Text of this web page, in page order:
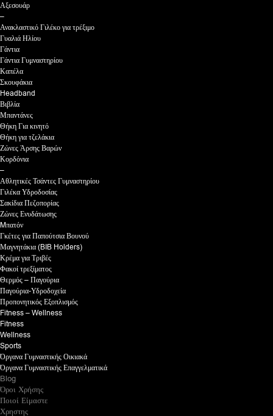
Αξεσουάρ
–
Ανακλαστικό Γιλέκο για τρέξιμο
Γυαλιά Ηλίου
Γάντια
Γάντια Γυμναστηρίου
Καπέλα
Σκουφάκια
Headband
Βιβλία
Μπαντάνες
Θήκη Για κινητό
Θήκη για τζελάκια
Ζώνες Άρσης Βαρών
Κορδόνια
–
Αθλητικές Τσάντες Γυμναστηρίου
Γιλέκα Υδροδοσίας
Σακίδια Πεζοπορίας
Ζώνες Ενυδάτωσης
Mπατόν
Γκέτες για Παπούτσια Βουνού
Μαγνητάκια (BIB Holders)
Κρέμα για Τριβές
Φακοί τρεξίματος
Θερμός – Παγούρια
Παγούρια-Υδροδοχεία
Προπονητικός Εξοπλισμός
Fitness – Wellness
Fitness
Wellness
Sports
Όργανα Γυμναστικής Οικιακά
Όργανα Γυμναστικής Επαγγελματικά
Blog
Όροι Χρήσης
Ποιοί Είμαστε
Χρηστης